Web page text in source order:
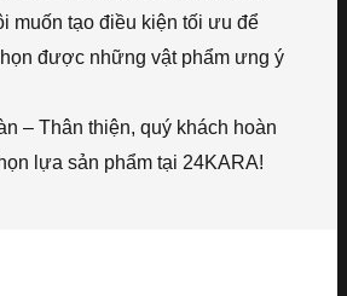
muốn tạo điều kiện tối ưu để
được những vật phẩm ưng ý
– Thân thiện, quý khách hoàn
lựa sản phẩm tại 24KARA!